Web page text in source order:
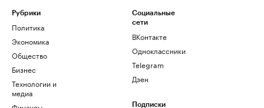
Рубрики
Политика
Экономика
Общество
Бизнес
Технологии и
медиа
Социальные
сети
ВКонтакте
Одноклассники
Telegram
Дзен
Подписки